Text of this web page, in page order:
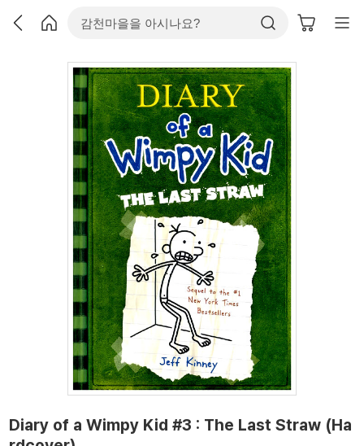
Diary of a Wimpy Kid #3 : The Last Straw (Ha